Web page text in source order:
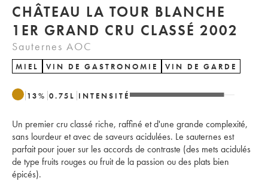
CHÂTEAU LA TOUR BLANCHE
1ER GRAND CRU CLASSÉ 2002
Sauternes AOC
MIEL VIN DE GASTRONOMIE VIN DE GARDE
13% 0.75 L INTENSITÉ
Un premier cru classé riche, raffiné et d'une grande complexité,
sans lourdeur et avec de saveurs acidulées. Le sauternes est
parfait pour jouer sur les accords de contraste (des mets acidulés
de type fruits rouges ou fruit de la passion ou des plats bien
épicés).